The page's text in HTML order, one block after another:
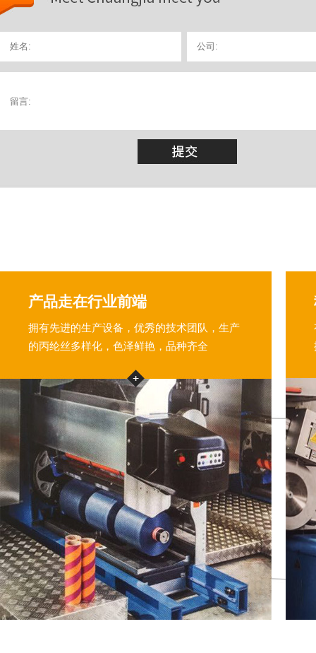
产品走在行业前端
拥有先进的生产设备，优秀的技术团队，生产
的丙纶丝多样化，色泽鲜艳，品种齐全